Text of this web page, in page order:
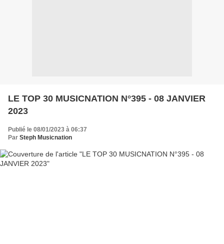
LE TOP 30 MUSICNATION N°395 - 08 JANVIER
2023
Publié le 08/01/2023 à 06:37
Par Steph Musicnation